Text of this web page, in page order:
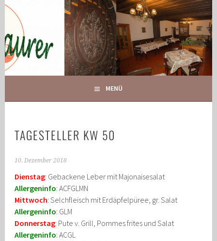
Springe
zum
Inhalt
GASTHOF MAURER
IHR GASTHOF IN GLOGGNITZ
MENÜ
TAGESTELLER KW 50
10. Dezember 2018
Dienstag: Gebackene Leber mit Majonaisesalat
Allergeninfo: ACFGLMN
Mittwoch: Selchfleisch mit Erdäpfelpüree, gr. Salat
Allergeninfo: GLM
Donnerstag: Pute v. Grill, Pommes frites und Salat
Allergeninfo: ACGL